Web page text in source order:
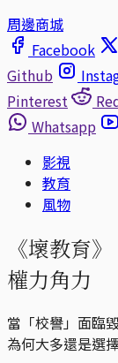
周邊商城
Facebook
Github
Pinterest
Whatsapp
影視
教育
風物
《壞教育
權力角力
當「校譽」面臨
為何大多還是選